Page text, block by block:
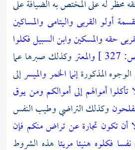
محظر له على المختص به الضيافة على
أولو القربى واليتامى والمساكين
حقه والمسكين وابن السبيلفكلوا
والمعتروكذلك صبرها عما
المذكورةإنما الخمر والميسرإلى
تأكلوا أموالهم إلى أموالكم ومن يوق
وكذلك التراضي وطيب النفس
أن تكون تجارة عن تراض منكم فإن
فكلوه هنيئا مريئاهذه الشروط